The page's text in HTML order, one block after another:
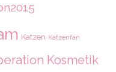
Katzen Katzenfan
Kosmetik